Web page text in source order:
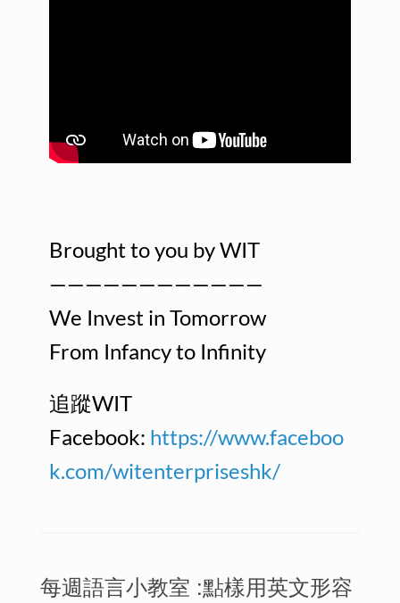
Brought to you by WIT
————————————
We Invest in Tomorrow
From Infancy to Infinity
追蹤WIT
Facebook: https://www.faceboo
k.com/witenterpriseshk/
每週語言小教室 :點樣用英文形容